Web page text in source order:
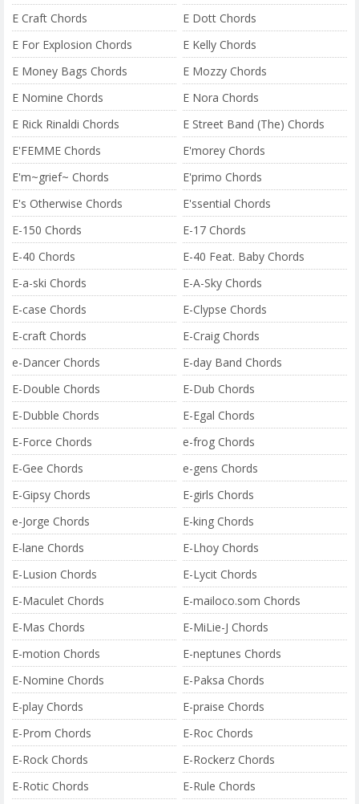
E Craft Chords
E Dott Chords
E For Explosion Chords
E Kelly Chords
E Money Bags Chords
E Mozzy Chords
E Nomine Chords
E Nora Chords
E Rick Rinaldi Chords
E Street Band (The) Chords
E'FEMME Chords
E'morey Chords
E'm~grief~ Chords
E'primo Chords
E's Otherwise Chords
E'ssential Chords
E-150 Chords
E-17 Chords
E-40 Chords
E-40 Feat. Baby Chords
E-a-ski Chords
E-A-Sky Chords
E-case Chords
E-Clypse Chords
E-craft Chords
E-Craig Chords
e-Dancer Chords
E-day Band Chords
E-Double Chords
E-Dub Chords
E-Dubble Chords
E-Egal Chords
E-Force Chords
e-frog Chords
E-Gee Chords
e-gens Chords
E-Gipsy Chords
E-girls Chords
e-Jorge Chords
E-king Chords
E-lane Chords
E-Lhoy Chords
E-Lusion Chords
E-Lycit Chords
E-Maculet Chords
E-mailoco.som Chords
E-Mas Chords
E-MiLie-J Chords
E-motion Chords
E-neptunes Chords
E-Nomine Chords
E-Paksa Chords
E-play Chords
E-praise Chords
E-Prom Chords
E-Roc Chords
E-Rock Chords
E-Rockerz Chords
E-Rotic Chords
E-Rule Chords